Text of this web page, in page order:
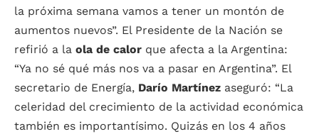
la próxima semana vamos a tener un montón de
aumentos nuevos”. El Presidente de la Nación se
refirió a la ola de calor que afecta a la Argentina:
“Ya no sé qué más nos va a pasar en Argentina”. El
secretario de Energía, Darío Martínez aseguró: “La
celeridad del crecimiento de la actividad económica
también es importantísimo. Quizás en los 4 años